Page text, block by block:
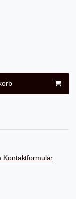
Kontaktformular